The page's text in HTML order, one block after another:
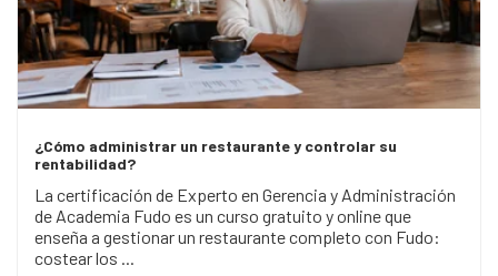
¿Cómo administrar un restaurante y controlar su
rentabilidad?
La certificación de Experto en Gerencia y Administración
de Academia Fudo es un curso gratuito y online que
enseña a gestionar un restaurante completo con Fudo:
costear los ...